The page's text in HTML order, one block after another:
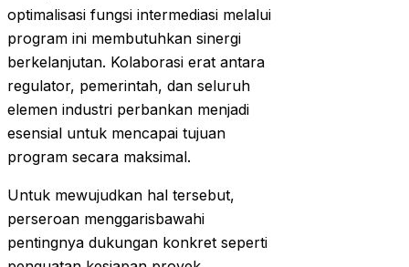
optimalisasi fungsi intermediasi melalui
program ini membutuhkan sinergi
berkelanjutan. Kolaborasi erat antara
regulator, pemerintah, dan seluruh
elemen industri perbankan menjadi
esensial untuk mencapai tujuan
program secara maksimal.
Untuk mewujudkan hal tersebut,
perseroan menggarisbawahi
pentingnya dukungan konkret seperti